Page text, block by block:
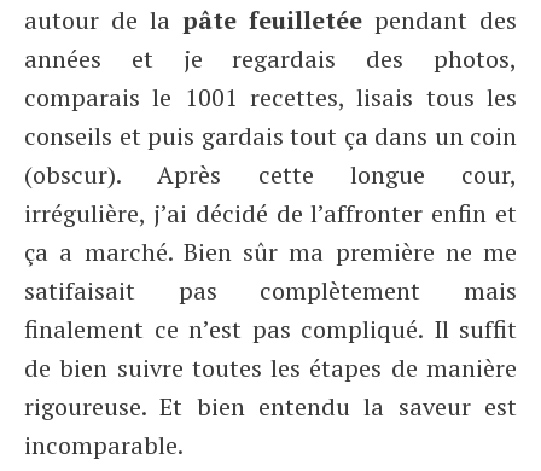
autour de la pâte feuilletée pendant des
années et je regardais des photos,
comparais le 1001 recettes, lisais tous les
conseils et puis gardais tout ça dans un coin
(obscur). Après cette longue cour,
irrégulière, j’ai décidé de l’affronter enfin et
ça a marché. Bien sûr ma première ne me
satifaisait pas complètement mais
finalement ce n’est pas compliqué. Il suffit
de bien suivre toutes les étapes de manière
rigoureuse. Et bien entendu la saveur est
incomparable.